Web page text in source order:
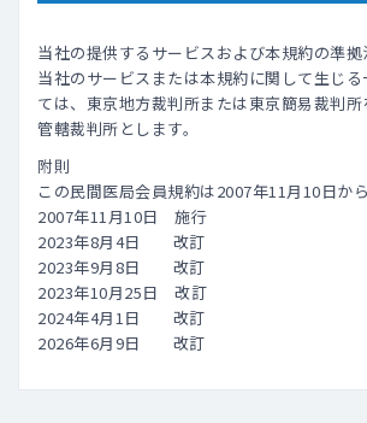
当社の提供するサービスおよび本規約の準拠
当社のサービスまたは本規約に関して生じ
ては、東京地方裁判所または東京簡易裁判
管轄裁判所とします。
附則
この民間医局会員規約は2007年11月10日か
2007年11月10日 施行
2023年8月4日 改訂
2023年9月8日 改訂
2023年10月25日 改訂
2024年4月1日 改訂
2026年6月9日 改訂